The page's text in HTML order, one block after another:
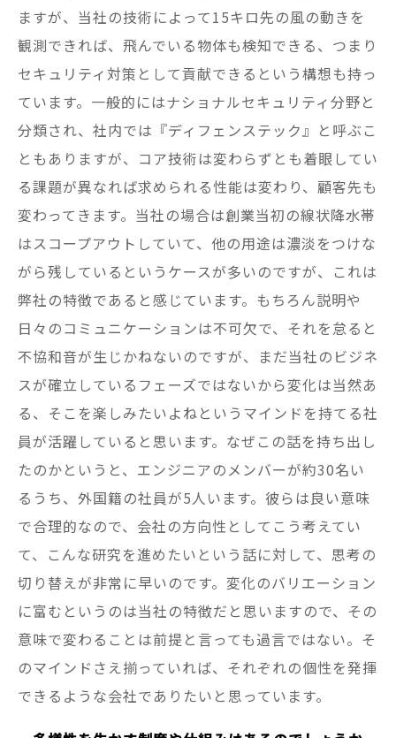
ますが、当社の技術によって15キロ先の風の動きを
観測できれば、飛んでいる物体も検知できる、つまり
セキュリティ対策として貢献できるという構想も持っ
ています。一般的にはナショナルセキュリティ分野と
分類され、社内では『ディフェンステック』と呼ぶこ
ともありますが、コア技術は変わらずとも着眼してい
る課題が異なれば求められる性能は変わり、顧客先も
変わってきます。当社の場合は創業当初の線状降水帯
はスコープアウトしていて、他の用途は濃淡をつけな
がら残しているというケースが多いのですが、これは
弊社の特徴であると感じています。もちろん説明や
日々のコミュニケーションは不可欠で、それを怠ると
不協和音が生じかねないのですが、まだ当社のビジネ
スが確立しているフェーズではないから変化は当然あ
る、そこを楽しみたいよねというマインドを持てる社
員が活躍していると思います。なぜこの話を持ち出し
たのかというと、エンジニアのメンバーが約30名い
るうち、外国籍の社員が5人います。彼らは良い意味
で合理的なので、会社の方向性としてこう考えてい
て、こんな研究を進めたいという話に対して、思考の
切り替えが非常に早いのです。変化のバリエーション
に富むというのは当社の特徴だと思いますので、その
意味で変わることは前提と言っても過言ではない。そ
のマインドさえ揃っていれば、それぞれの個性を発揮
できるような会社でありたいと思っています。